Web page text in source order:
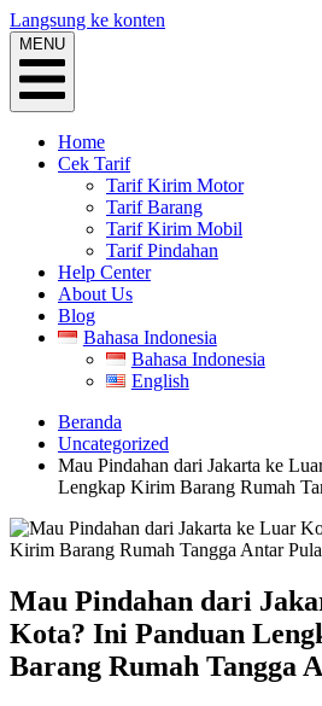
Langsung ke konten
MENU
Home
Cek Tarif
Tarif Kirim Motor
Tarif Barang
Tarif Kirim Mobil
Tarif Pindahan
Help Center
About Us
Blog
Bahasa Indonesia
Bahasa Indonesia
English
Beranda
Uncategorized
Mau Pindahan dari Jakarta ke
Lengkap Kirim Barang Rumah
Mau Pindahan dari
Kota? Ini Panduan
Barang Rumah Tangga